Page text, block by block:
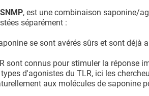
, est une combinaison saponine/
séparément :
se sont avérés sûrs et sont
sont connus pour stimuler la réponse
d'agonistes du TLR, ici les
aux molécules de saponine